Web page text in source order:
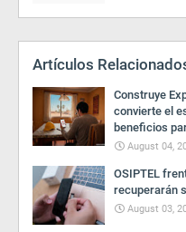
Artículos
Construye
convierte el
beneficios
August 04,
OSIPTEL
recuperarán
August 03,